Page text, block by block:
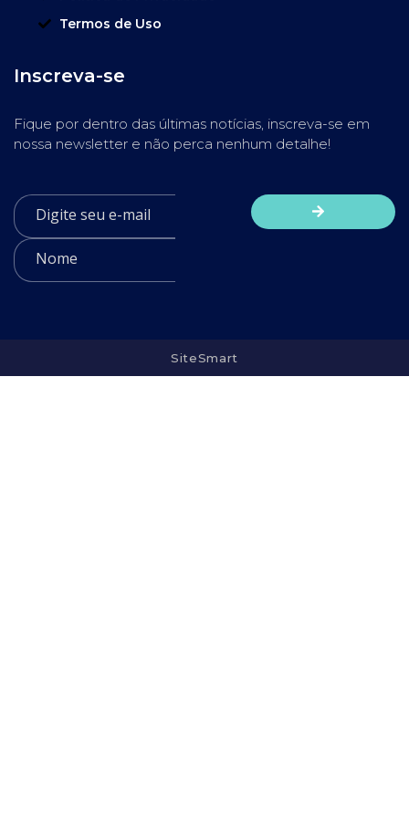
Termos de Uso
Inscreva-se
Fique por dentro das últimas notícias, inscreva-se em
nossa newsletter e não perca nenhum detalhe!
SiteSmart